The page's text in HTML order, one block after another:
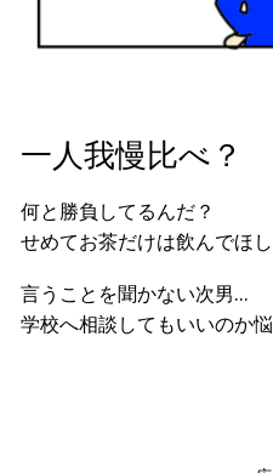
一人我慢比べ？
何と勝負してるんだ？
せめてお茶だけは飲んでほ
言うことを聞かない次男…
学校へ相談してもいいのか悩